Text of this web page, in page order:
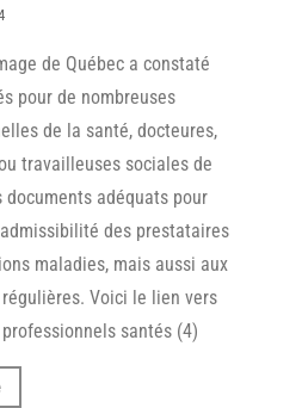
de Québec a constaté
pour de nombreuses
de la santé, docteures,
travailleuses sociales de
documents adéquats pour
des prestataires
maladies, mais aussi aux
Voici le lien vers
professionnels santés (4)